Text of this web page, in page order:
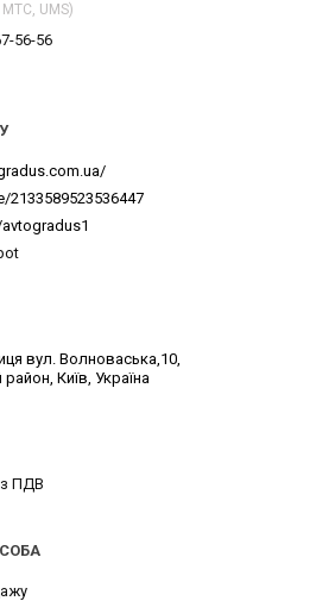
UMS)
56-56
2133589523536447
вул. Волноваська,10,
Київ, Україна
ПДВ